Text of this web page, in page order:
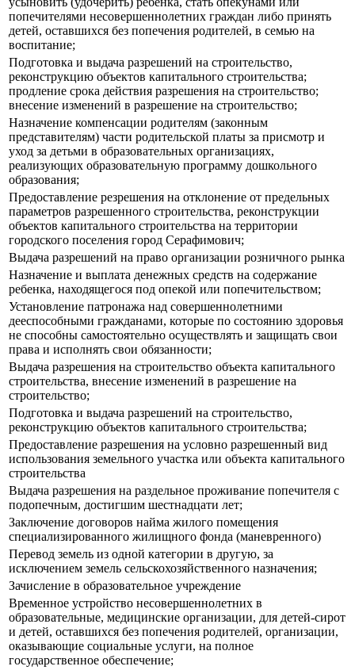
попечителями несовершеннолетних граждан либо принять
детей, оставшихся без попечения родителей, в семью на
воспитание;
Подготовка и выдача разрешений на строительство,
реконструкцию объектов капитального строительства;
продление срока действия разрешения на строительство;
внесение изменений в разрешение на строительство;
Назначение компенсации родителям (законным
представителям) части родительской платы за присмотр и
уход за детьми в образовательных организациях,
реализующих образовательную программу дошкольного
образования;
Предоставление резрешения на отклонение от предельных
параметров разрешенного строительства, реконструкции
объектов капитального строительства на территории
городского поселения город Серафимович;
Выдача разрешений на право организации розничного рынка
Назначение и выплата денежных средств на содержание
ребенка, находящегося под опекой или попечительством;
Установление патронажа над совершеннолетними
дееспособными гражданами, которые по состоянию здоровья
не способны самостоятельно осуществлять и защищать свои
права и исполнять свои обязанности;
Выдача разрешения на строительство объекта капитального
строительства, внесение изменений в разрешение на
строительство;
Подготовка и выдача разрешений на строительство,
реконструкцию объектов капитального строительства;
Предоставление разрешения на условно разрешенный вид
использования земельного участка или объекта капитального
строительства
Выдача разрешения на раздельное проживание попечителя с
подопечным, достигшим шестнадцати лет;
Заключение договоров найма жилого помещения
специализированного жилищного фонда (маневренного)
Перевод земель из одной категории в другую, за
исключением земель сельскохозяйственного назначения;
Зачисление в образовательное учреждение
Временное устройство несовершеннолетних в
образовательные, медицинские организации, для детей-сирот
и детей, оставшихся без попечения родителей, организации,
оказывающие социальные услуги, на полное
государственное обеспечение;